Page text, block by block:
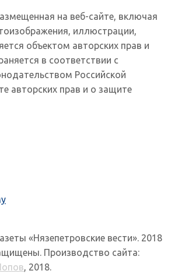
на веб-сайте, включая
иллюстрации,
объектом авторских прав и
в соответствии с
Российской
авторских прав и о защите
«Нязепетровские вести». 2018
Производство сайта:
, 2018.